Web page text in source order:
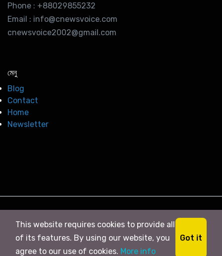
Phone : +88029855232
Email : info@cnewsvoice.com
cnewsvoice2002@gmail.com
মেনু
Blog
Contact
Home
Newsletter
This website requires cookies to provide all
of its features. By using our website, you
agree to our use of cookies. More info
Got it